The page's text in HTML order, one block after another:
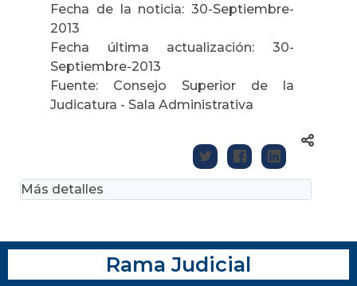
Fecha de la noticia: 30-Septiembre-
2013
Fecha última actualización: 30-
Septiembre-2013
Fuente: Consejo Superior de la
Judicatura - Sala Administrativa
Más detalles
Rama Judicial